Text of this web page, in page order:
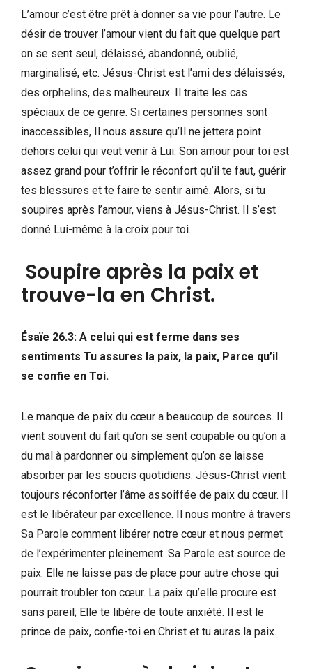
L’amour c’est être prêt à donner sa vie pour l’autre. Le
désir de trouver l’amour vient du fait que quelque part
on se sent seul, délaissé, abandonné, oublié,
marginalisé, etc. Jésus-Christ est l’ami des délaissés,
des orphelins, des malheureux. Il traite les cas
spéciaux de ce genre. Si certaines personnes sont
inaccessibles, Il nous assure qu’Il ne jettera point
dehors celui qui veut venir à Lui. Son amour pour toi est
assez grand pour t’offrir le réconfort qu’il te faut, guérir
tes blessures et te faire te sentir aimé. Alors, si tu
soupires après l’amour, viens à Jésus-Christ. Il s’est
donné Lui-même à la croix pour toi.
Soupire après la paix et
trouve-la en Christ.
Ésaïe 26.3: A celui qui est ferme dans ses
sentiments Tu assures la paix, la paix, Parce qu’il
se confie en Toi.
Le manque de paix du cœur a beaucoup de sources. Il
vient souvent du fait qu’on se sent coupable ou qu’on a
du mal à pardonner ou simplement qu’on se laisse
absorber par les soucis quotidiens. Jésus-Christ vient
toujours réconforter l’âme assoiffée de paix du cœur. Il
est le libérateur par excellence. Il nous montre à travers
Sa Parole comment libérer notre cœur et nous permet
de l’expérimenter pleinement. Sa Parole est source de
paix. Elle ne laisse pas de place pour autre chose qui
pourrait troubler ton cœur. La paix qu’elle procure est
sans pareil; Elle te libère de toute anxiété. Il est le
prince de paix, confie-toi en Christ et tu auras la paix.